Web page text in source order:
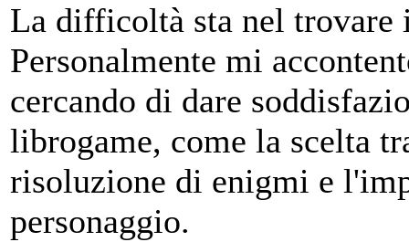
La difficoltà sta nel
Personalmente mi
cercando di dare
librogame, come la scelta
risoluzione di enigmi e
personaggio.